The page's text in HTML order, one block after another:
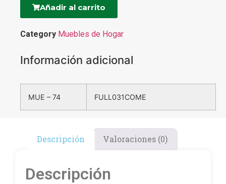
Añadir al carrito
Category Muebles de Hogar
Información adicional
MUE – 74 FULL031COME
Descripción Valoraciones (0)
Descripción